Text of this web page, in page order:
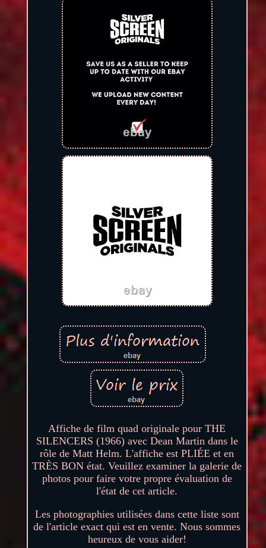
Affiche de film quad originale pour THE
SILENCERS (1966) avec Dean Martin dans le
rôle de Matt Helm. L'affiche est PLIÉE et en
TRÈS BON état. Veuillez examiner la galerie de
photos pour faire votre propre évaluation de
l'état de cet article.
Les photographies utilisées dans cette liste sont
de l'article exact qui est en vente. Nous sommes
heureux de vous aider!